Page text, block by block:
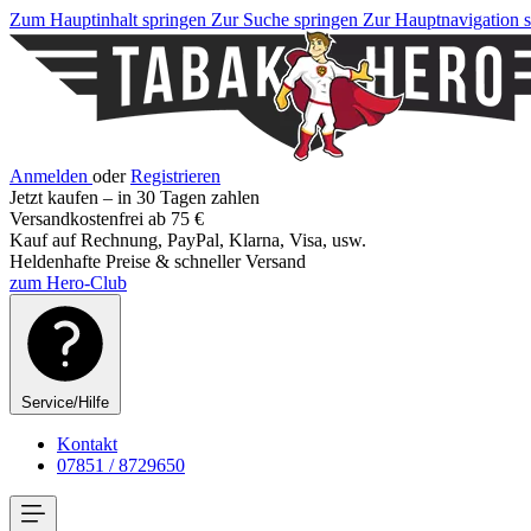
Zum Hauptinhalt springen Zur Suche springen Zur Hauptnavigation
Anmelden oder Registrieren
Jetzt kaufen – in 30 Tagen zahlen
Versandkostenfrei ab 75 €
Kauf auf Rechnung, PayPal, Klarna, Visa, usw.
Heldenhafte Preise & schneller Versand
zum Hero-Club
Service/Hilfe
Kontakt
07851 / 8729650